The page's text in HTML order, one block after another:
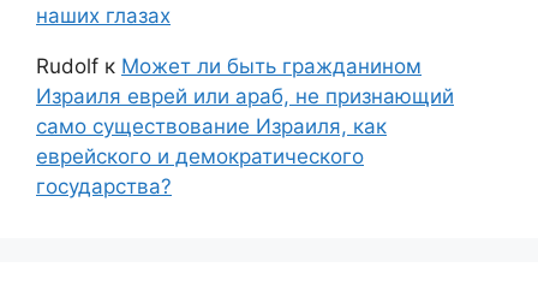
наших глазах
Rudolf к Может ли быть гражданином
Израиля еврей или араб, не признающий
само существование Израиля, как
еврейского и демократического
государства?